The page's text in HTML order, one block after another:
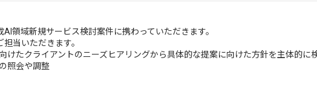
AI領域新規サービス検討案件に携わっていただきます。
当いただきます。
けたクライアントのニーズヒアリングから具体的な提案に向けた方針を主体的に
照会や調整